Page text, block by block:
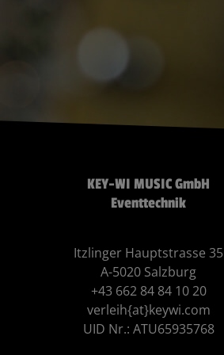
KEY-WI MUSIC GmbH
Eventtechnik
Itzlinger Hauptstrasse 35
A-5020 Salzburg
+43 662 84 84 10 20
verleih{at}keywi.com
UID Nr.: ATU65935768